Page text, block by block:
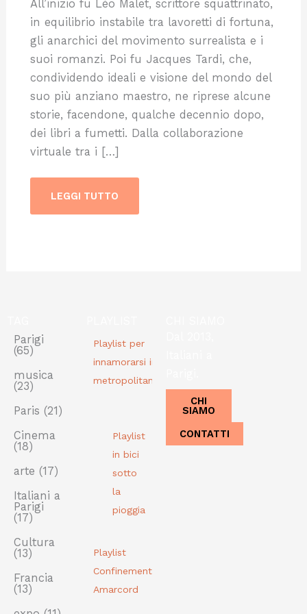
All’inizio fu Léo Malet, scrittore squattrinato,
in equilibrio instabile tra lavoretti di fortuna,
gli anarchici del movimento surrealista e i
suoi romanzi. Poi fu Jacques Tardi, che,
condividendo ideali e visione del mondo del
suo più anziano maestro, ne riprese alcune
storie, facendone, qualche decennio dopo,
dei libri a fumetti. Dalla collaborazione
virtuale tra i […]
LEGGI TUTTO
CHI
SIAMO
CONTATTI
Playlist per
innamorarsi in
metropolitana
Playlist
in bici
sotto
la
pioggia
Playlist
Confinement
Amarcord
Parigi
(65)
musica
(23)
Paris(21)
Cinema
(18)
arte(17)
Italiani a
Parigi
(17)
Cultura
(13)
Francia
(13)